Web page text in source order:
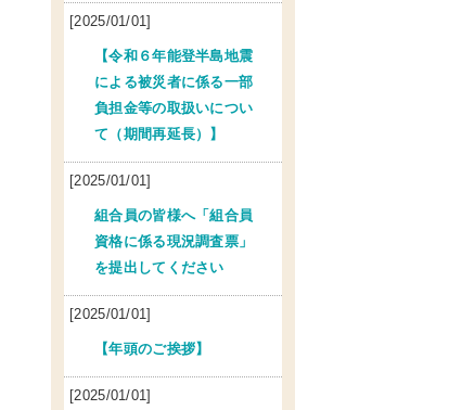
[2025/01/01]
【令和６年能登半島地震
による被災者に係る一部
負担金等の取扱いについ
て（期間再延長）】
[2025/01/01]
組合員の皆様へ「組合員
資格に係る現況調査票」
を提出してください
[2025/01/01]
【年頭のご挨拶】
[2025/01/01]